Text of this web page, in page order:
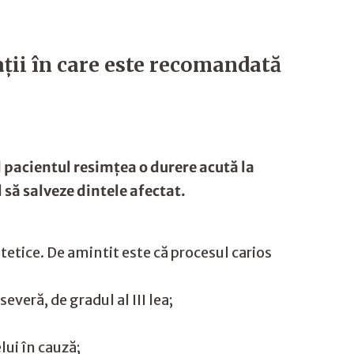
în care este recomandată
resimțea o durere acută la
salveze dintele afectat.
De amintit este că procesul carios
de gradul al III lea;
în cauză;